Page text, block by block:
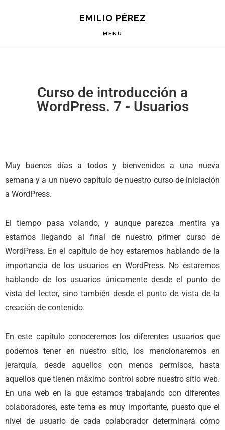
EMILIO PÉREZ
MENU
Curso de introducción a
WordPress. 7 - Usuarios
Muy buenos días a todos y bienvenidos a una nueva
semana y a un nuevo capítulo de nuestro curso de iniciación
a WordPress.
El tiempo pasa volando, y aunque parezca mentira ya
estamos llegando al final de nuestro primer curso de
WordPress. En el capítulo de hoy estaremos hablando de la
importancia de los usuarios en WordPress. No estaremos
hablando de los usuarios únicamente desde el punto de
vista del lector, sino también desde el punto de vista de la
creación de contenido.
En este capítulo conoceremos los diferentes usuarios que
podemos tener en nuestro sitio, los mencionaremos en
jerarquía, desde aquellos con menos permisos, hasta
aquellos que tienen máximo control sobre nuestro sitio web.
En una web en la que estamos trabajando con diferentes
colaboradores, este tema es muy importante, puesto que el
nivel de usuario de cada colaborador determinará cómo